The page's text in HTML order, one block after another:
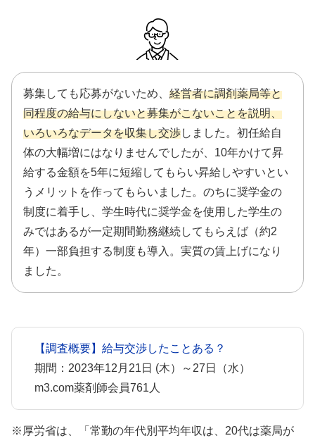
募集しても応募がないため、 経営者に調剤薬局等と
同程度の給与にしないと募集がこないことを説明、
いろいろなデータを収集し交渉しました。初任給自
体の大幅増にはなりませんでしたが、10年かけて昇
給する金額を5年に短縮してもらい昇給しやすいとい
うメリットを作ってもらいました。のちに奨学金の
制度に着手し、学生時代に奨学金を使用した学生の
みではあるが一定期間勤務継続してもらえば（約2
年）一部負担する制度も導入。実質の賃上げになり
ました。
【調査概要】給与交渉したことある？
期間：2023年12月21日 (木）～27日（水）
m3.com薬剤師会員761人
※厚労省は、「常勤の年代別平均年収は、20代は薬局が